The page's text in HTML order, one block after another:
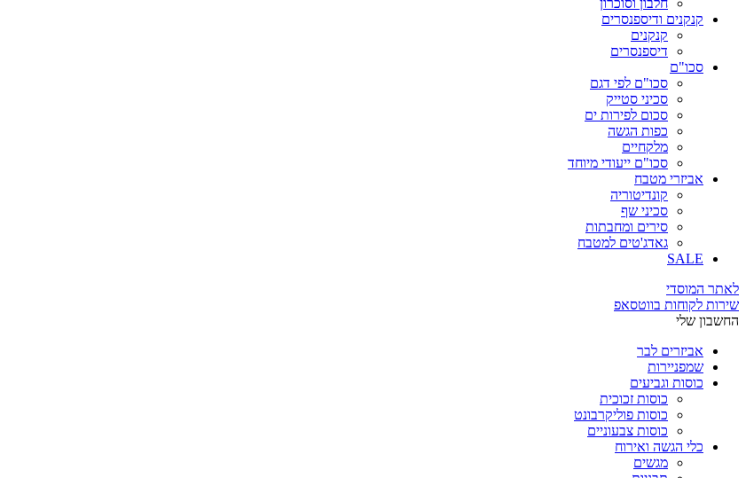
חלבון וסוכרון
קנקנים ודיספנסרים
קנקנים
דיספנסרים
סכו"ם
סכו"ם לפי דגם
סכיני סטייק
סכום לפירות ים
כפות הגשה
מלקחיים
סכו"ם ייעודי מיוחד
אביזרי מטבח
קונדיטוריה
סכיני שף
סירים ומחבתות
גאדג'טים למטבח
SALE
לאתר המוסדי
שירות לקוחות בווטסאפ
החשבון שלי
אביזרים לבר
שמפניירות
כוסות וגביעים
כוסות זכוכית
כוסות פוליקרבונט
כוסות צבעוניים
כלי הגשה ואירוח
מגשים